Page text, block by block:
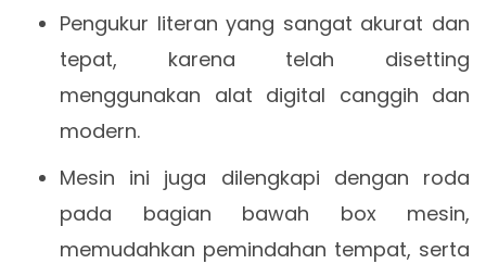
Pengukur literan yang sangat akurat dan
tepat, karena telah disetting
menggunakan alat digital canggih dan
modern.
Mesin ini juga dilengkapi dengan roda
pada bagian bawah box mesin,
memudahkan pemindahan tempat, serta